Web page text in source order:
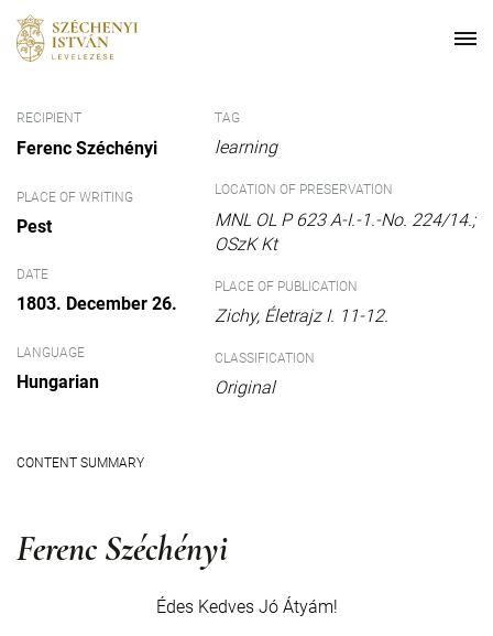
RECIPIENT
Ferenc Széchényi
PLACE OF WRITING
Pest
DATE
1803. December 26.
LANGUAGE
Hungarian
TAG
learning
LOCATION OF PRESERVATION
MNL OL P 623 A-I.-1.-No. 224/14.;
OSzK Kt
PLACE OF PUBLICATION
Zichy, Életrajz I. 11-12.
CLASSIFICATION
Original
CONTENT SUMMARY
Ferenc Széchényi
Édes Kedves Jó Átyám!